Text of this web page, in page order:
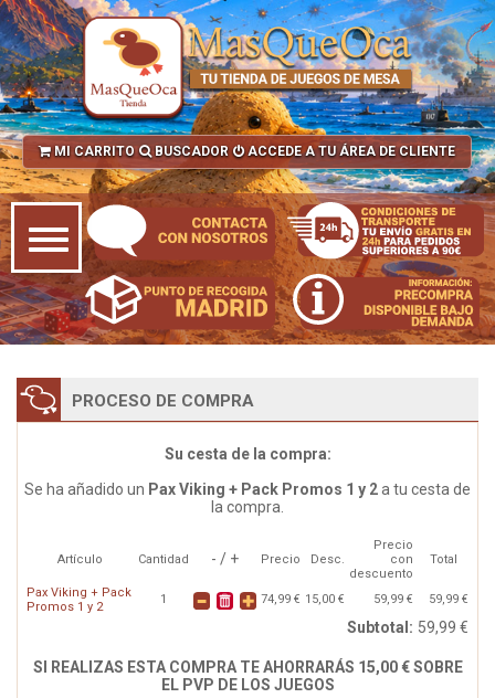
MI CARRITO BUSCADOR ACCEDE A TU ÁREA DE CLIENTE
PROCESO DE COMPRA
Su cesta de la compra:
Se ha añadido un Pax Viking + Pack Promos 1 y 2a tu cesta de
la compra.
Artículo Cantidad - / + Precio Desc.
Precio
con
descuento
Total
Pax Viking + Pack
Promos 1 y 2
1 74,99 € 15,00 € 59,99 € 59,99 €
Subtotal: 59,99 €
SI REALIZAS ESTA COMPRA TE AHORRARÁS 15,00 € SOBRE
EL PVP DE LOS JUEGOS